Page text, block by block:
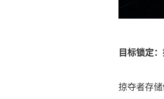
目标锁定
掠夺者存